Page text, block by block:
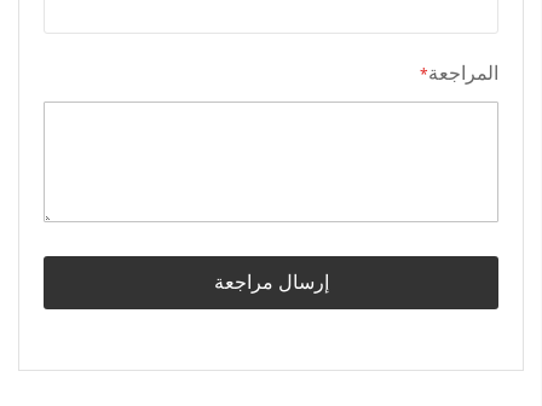
المراجعة
إرسال مراجعة